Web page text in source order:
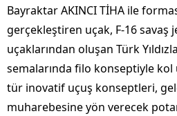
Bayraktar AKINCI TİHA ile
gerçekleştiren uçak, F-16 savaş
uçaklarından oluşan Türk
semalarında filo konseptiyle
tür inovatif uçuş konseptleri,
muharebesine yön verecek